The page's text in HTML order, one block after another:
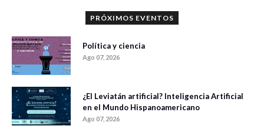
PRÓXIMOS EVENTOS
Política y ciencia
Ago 07, 2026
¿El Leviatán artificial? Inteligencia Artificial
en el Mundo Hispanoamericano
Ago 07, 2026